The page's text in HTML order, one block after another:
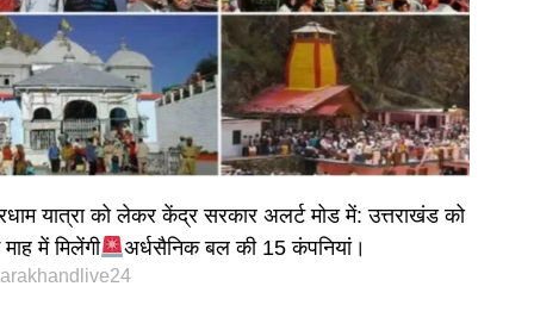
यात्रा को लेकर केंद्र सरकार अलर्ट मोड में: उत्तराखंड को
में मिलेंगी
अर्धसैनिक बल की 15 कंपनियां।